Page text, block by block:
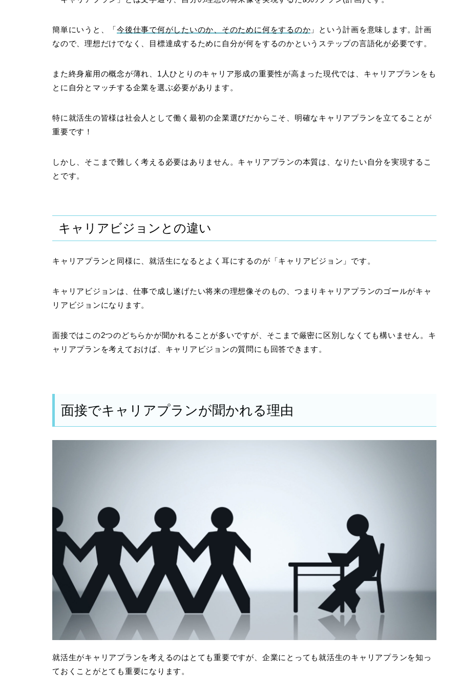
簡単にいうと、「今後仕事で何がしたいのか、そのために何をするのか 」という計画を意味します。計画
なので、理想だけでなく、目標達成するために自分が何をするのかというステップの言語化が必要です。
また終身雇用の概念が薄れ、1人ひとりのキャリア形成の重要性が高まった現代では、キャリアプランをも
とに自分とマッチする企業を選ぶ必要があります。
特に就活生の皆様は社会人として働く最初の企業選びだからこそ、明確なキャリアプランを立てることが
重要です！
しかし、そこまで難しく考える必要はありません。キャリアプランの本質は、なりたい自分を実現するこ
とです。
キャリアビジョンとの違い
キャリアプランと同様に、就活生になるとよく耳にするのが「キャリアビジョン」です。
キャリアビジョンは、仕事で成し遂げたい将来の理想像そのもの、つまりキャリアプランのゴールがキャ
リアビジョンになります。
面接ではこの2つのどちらかが聞かれることが多いですが、そこまで厳密に区別しなくても構いません。キ
ャリアプランを考えておけば、キャリアビジョンの質問にも回答できます。
面接でキャリアプランが聞かれる理由
就活生がキャリアプランを考えるのはとても重要ですが、企業にとっても就活生のキャリアプランを知っ
ておくことがとても重要になります。